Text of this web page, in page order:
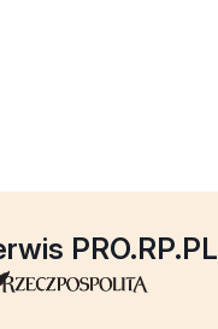
PRO.RP.PL